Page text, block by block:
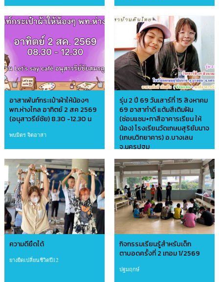
อาสาเพ้นท์กระเป๋าผ้าให้น้องๆ
พท.ห่างไกล อาทิตย์ 2 สค 2569
(อนุสาวรีย์ชัย) 8.30 -12.30 น
พบมิตร จิตอาสา
รุ่น 2 ปี 69 วันเสาร์ที่ 15 สิงหาคม
69 อาสาทำดี แต้มสีเติมฝัน
(ซ่อมแซม+ทาสีอาคารเรียน ให้
น้อง) โรงเรียนวัดเกษมสุริยัมนาจ
(เกษมวิทยาคาร) อ.บางเลน
จ.นครปฐม
อาสาบ้านดินไทย
ความดียืดได้
ยางยืดเปลี่ยนชีวิตปี12
กิจกรรมเรียนรู้สำหรับเด็ก
ตาบอดครั้งที่ 2 เทอม 1/2569
ปฐมฤกษ์